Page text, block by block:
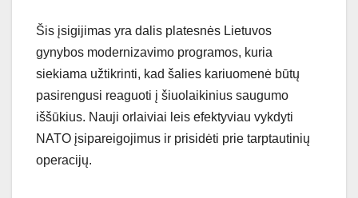
Šis įsigijimas yra dalis platesnės Lietuvos
gynybos modernizavimo programos, kuria
siekiama užtikrinti, kad šalies kariuomenė būtų
pasirengusi reaguoti į šiuolaikinius saugumo
iššūkius. Nauji orlaiviai leis efektyviau vykdyti
NATO įsipareigojimus ir prisidėti prie tarptautinių
operacijų.